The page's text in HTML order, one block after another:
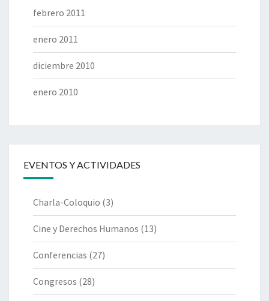
febrero 2011
enero 2011
diciembre 2010
enero 2010
EVENTOS Y ACTIVIDADES
Charla-Coloquio (3)
Cine y Derechos Humanos (13)
Conferencias (27)
Congresos (28)